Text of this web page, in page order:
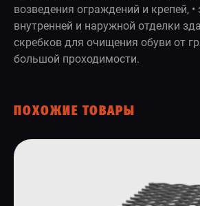
возведения ограждений и крепей,
внутренней и наружной отделки
скребков для очищения обуви от
большой проходимости.
ПОХОЖИЕ ТОВАРЫ